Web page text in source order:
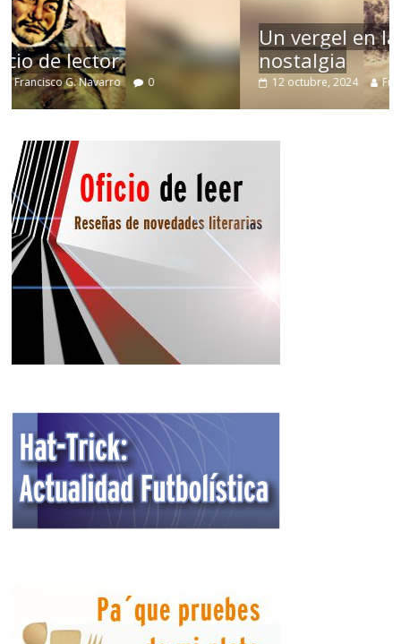
Un vergel en las nieblas de la
nostalgia
12 octubre, 2024 Francisco G. Navarro 0